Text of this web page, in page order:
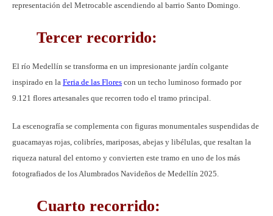
representación del Metrocable ascendiendo al barrio Santo Domingo.
Tercer recorrido:
El río Medellín se transforma en un impresionante jardín colgante
inspirado en la Feria de las Flores con un techo luminoso formado por
9.121 flores artesanales que recorren todo el tramo principal.
La escenografía se complementa con figuras monumentales suspendidas de
guacamayas rojas, colibríes, mariposas, abejas y libélulas, que resaltan la
riqueza natural del entorno y convierten este tramo en uno de los más
fotografiados de los Alumbrados Navideños de Medellín 2025.
Cuarto recorrido: